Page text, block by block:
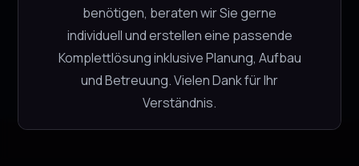
Impressum
© 2026 Dry Hire Solutions. Alle Rechte vorbehalten.
AGB
benötigen, beraten wir Sie gerne
individuell und erstellen eine passende
Komplettlösung inklusive Planung, Aufbau
und Betreuung. Vielen Dank für Ihr
Verständnis.